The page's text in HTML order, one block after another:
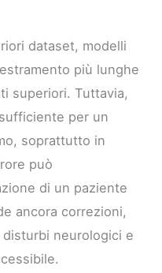
dataset, modelli
più lunghe
superiori. Tuttavia,
per un
soprattutto in
può
di un paziente
ancora correzioni,
neurologici e